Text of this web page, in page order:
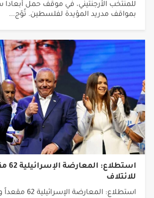
للمنتخب الأرجنتيني، في موقف حمل
بمواقف مدريد المؤيدة لفلسطين. تُوّج...
للائتلاف
استطلاع: المعارضة الإسرائيلية 62 مقعداً و48 للائتلاف